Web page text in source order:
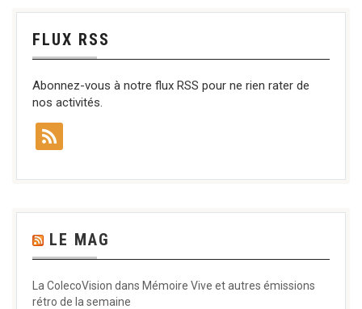
FLUX RSS
Abonnez-vous à notre flux RSS pour ne rien rater de
nos activités.
LE MAG
La ColecoVision dans Mémoire Vive et autres émissions
rétro de la semaine